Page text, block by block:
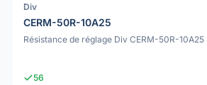
Div
CERM-50R-10A25
Résistance de réglage Div CERM-50R-10A25
56